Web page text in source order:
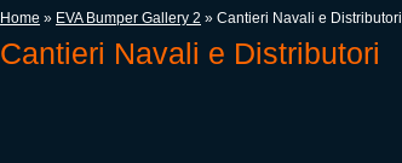
Home » EVA Bumper Gallery 2 » Cantieri Navali e Distributori
Cantieri Navali e Distributori